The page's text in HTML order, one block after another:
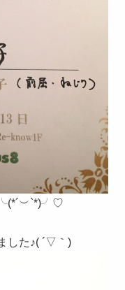
╰(*´︶`*)╯♡
した♪( ´▽｀)